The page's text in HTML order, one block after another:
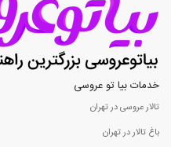
خدمات بیا تو عروسی
تالار عروسی در تهران
باغ تالار در تهران